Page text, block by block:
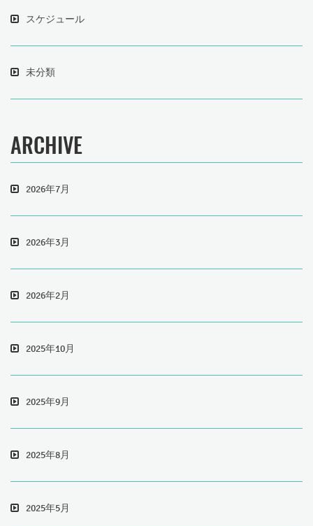
スケジュール
未分類
ARCHIVE
2026年7月
2026年3月
2026年2月
2025年10月
2025年9月
2025年8月
2025年5月